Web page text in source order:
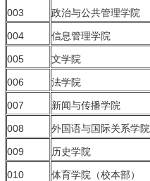
003 政治与公共管理学院
004 信息管理学院
005 文学院
006 法学院
007 新闻与传播学院
008 外国语与国际关系学院
009 历史学院
010 体育学院（校本部）